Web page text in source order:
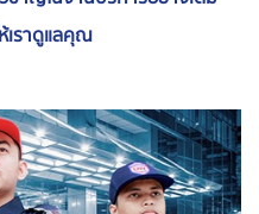
เราดูแลคุณ